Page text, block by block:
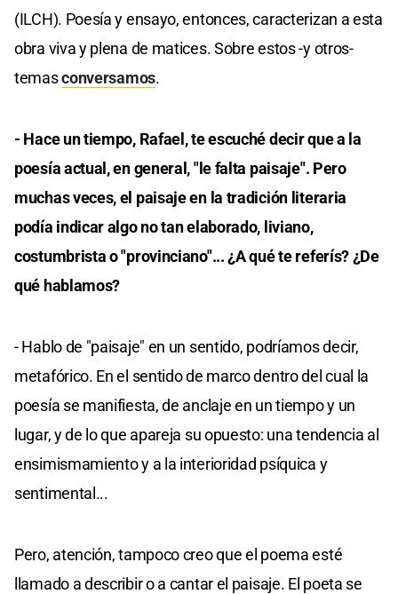
(ILCH). Poesía y ensayo, entonces, caracterizan a esta
obra viva y plena de matices. Sobre estos -y otros-
temasconversamos.
- Hace un tiempo, Rafael, te escuché decir que a la
poesía actual, en general, "le falta paisaje". Pero
muchas veces, el paisaje en la tradición literaria
podía indicar algo no tan elaborado, liviano,
costumbrista o "provinciano"... ¿A qué te referís? ¿De
qué hablamos?
- Hablo de "paisaje" en un sentido, podríamos decir,
metafórico. En el sentido de marco dentro del cual la
poesía se manifiesta, de anclaje en un tiempo y un
lugar, y de lo que apareja su opuesto: una tendencia al
ensimismamiento y a la interioridad psíquica y
sentimental...
Pero, atención, tampoco creo que el poema esté
llamado a describir o a cantar el paisaje. El poeta se